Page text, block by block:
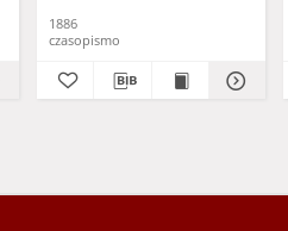
1886
czasopismo